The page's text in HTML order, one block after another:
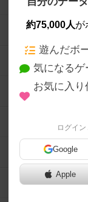
約75,000人が
遊んだボ
気になるゲ
お気に入
ログイン
Google
Apple
ボードゲーム
ボードゲーム会
メカニクス特集
掲示板・トピ
ボドとも・会
ボードゲーム